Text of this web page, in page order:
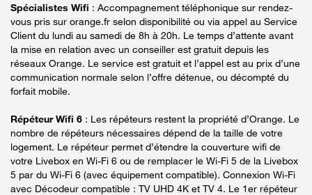
Spécialistes Wifi : Accompagnement téléphonique sur rendez-
vous pris sur orange.fr selon disponibilité ou via appel au Service
Client du lundi au samedi de 8h à 20h. Le temps d’attente avant
la mise en relation avec un conseiller est gratuit depuis les
réseaux Orange. Le service est gratuit et l’appel est au prix d’une
communication normale selon l’offre détenue, ou décompté du
forfait mobile.
Répéteur Wifi 6 : Les répéteurs restent la propriété d’Orange. Le
nombre de répéteurs nécessaires dépend de la taille de votre
logement. Le répéteur permet d’étendre la couverture wifi de
votre Livebox en Wi-Fi 6 ou de remplacer le Wi-Fi 5 de la Livebox
5 par du Wi-Fi 6 (avec équipement compatible). Connexion Wi-Fi
avec Décodeur compatible : TV UHD 4K et TV 4. Le 1er répéteur